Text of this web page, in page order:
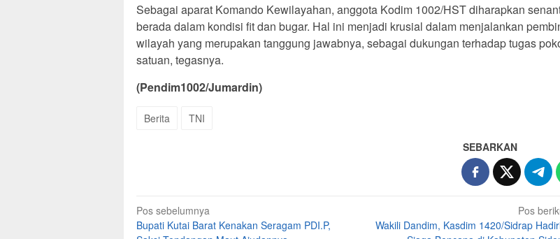
Sebagai aparat Komando Kewilayahan, anggota Kodim 1002/HST diharapkan
berada dalam kondisi fit dan bugar. Hal ini menjadi krusial dalam menjalankan
wilayah yang merupakan tanggung jawabnya, sebagai dukungan terhadap tugas
satuan, tegasnya.
(Pendim1002/Jumardin)
Berita TNI
SEBARKAN
Navigasi
pos
Pos sebelumnya
Bupati Kutai Barat Kenakan Seragam PDI.P,
Pos
Wakili Dandim, Kasdim 1420/Sidrap